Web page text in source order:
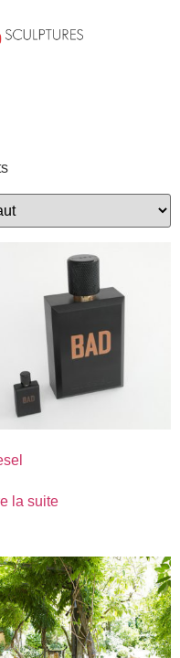
la suite